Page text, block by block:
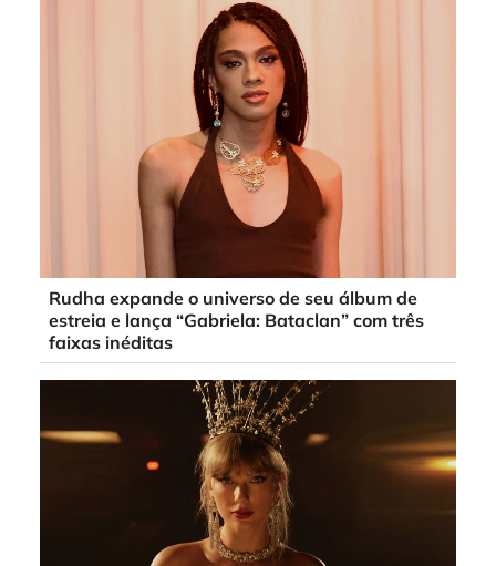
Rudha expande o universo de seu álbum de
estreia e lança “Gabriela: Bataclan” com três
faixas inéditas